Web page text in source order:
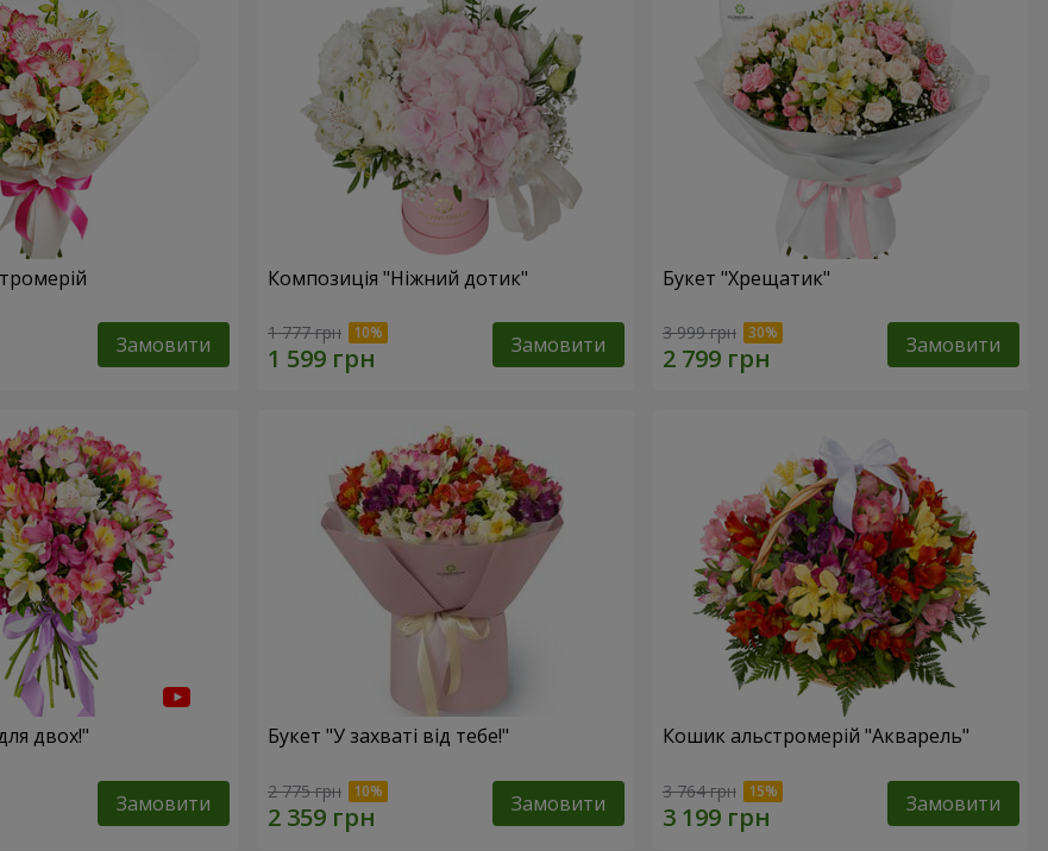
Замовити
Композиція "Ніжний дотик"
1 777 грн Замовити
Букет "Хрещатик"
3 999 грн Замовити
двох!"
Замовити
Букет "У захваті від тебе!"
2 775 грн Замовити
Кошик альстромерій "Акварель"
3 764 грн Замовити